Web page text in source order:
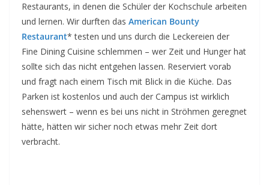
Restaurants, in denen die Schüler der Kochschule arbeiten
und lernen. Wir durften das American Bounty
Restaurant* testen und uns durch die Leckereien der
Fine Dining Cuisine schlemmen – wer Zeit und Hunger hat
sollte sich das nicht entgehen lassen. Reserviert vorab
und fragt nach einem Tisch mit Blick in die Küche. Das
Parken ist kostenlos und auch der Campus ist wirklich
sehenswert – wenn es bei uns nicht in Ströhmen geregnet
hätte, hätten wir sicher noch etwas mehr Zeit dort
verbracht.